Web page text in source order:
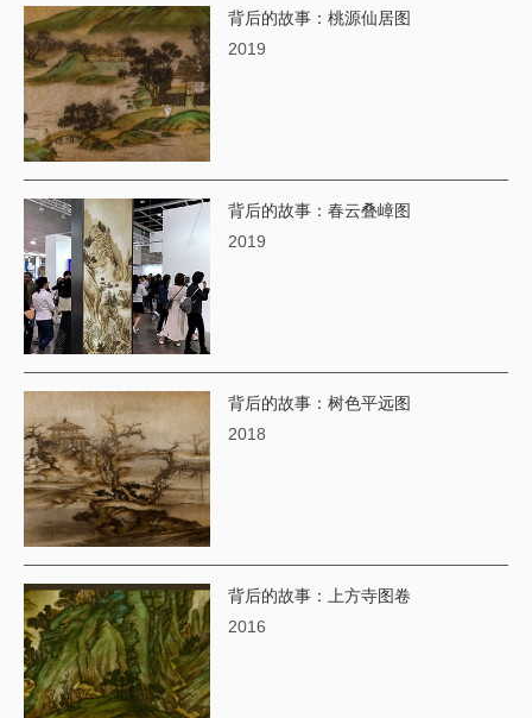
背后的故事：桃源仙居图
2019
背后的故事：春云叠嶂图
2019
背后的故事：树色平远图
2018
背后的故事：上方寺图卷
2016